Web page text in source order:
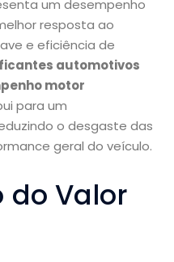
um desempenho
resposta ao
e eficiência de
automotivos
motor
para um
o desgaste das
geral do veículo.
do Valor